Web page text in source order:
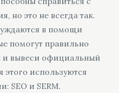
но это не всегда так.
в помощи
помогут правильно
и вывеси официальный
этого используются
SEO и SERM.